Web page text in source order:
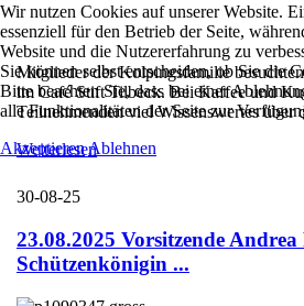
Mitglieder der Kolpingsfamilie
im Café Stift Tilbeck. Bei Kaffee und
Teilnehmenden viel Wissenswertes über
Weiterlesen
30-08-25
23.08.2025 Vorsitzende
Schützenkönigin ...
Wir nutzen Cookies auf unserer Website.
essenziell für den Betrieb der Seite,
Website und die Nutzererfahrung zu
Sie können selbst entscheiden, ob Sie die
Bitte beachten Sie, dass bei einer
alle Funktionalitäten der Seite zur
AkzeptierenAblehnen